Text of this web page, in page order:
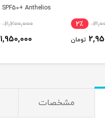
2٪
تومان
SPF50+ Anthelios
2,200,000 12٪
1,950,000 تومان
مشخصات